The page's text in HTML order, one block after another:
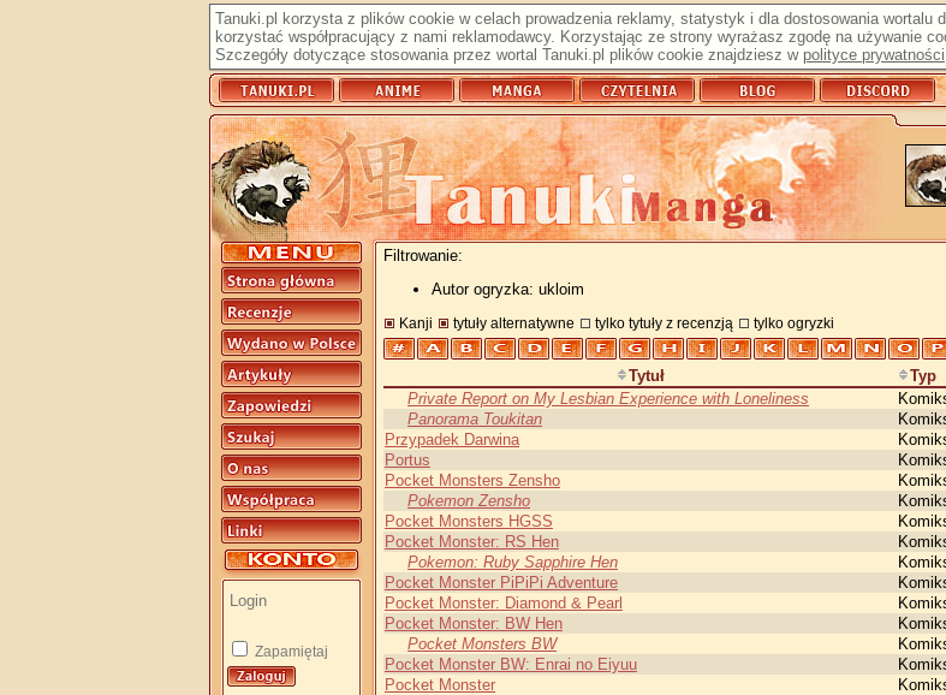
Tanuki.pl korzysta z plików cookie w celach prowadzenia reklamy, statystyk i dla dostosowania wortalu
korzystać współpracujący z nami reklamodawcy. Korzystając ze strony wyrażasz zgodę na używanie
Szczegóły dotyczące stosowania przez wortal Tanuki.pl plików cookie znajdziesz w polityce prywatności
Zapamiętaj
Filtrowanie:
Autor ogryzka: ukloim
Kanji tytuły alternatywne tylko tytuły z recenzją tylko ogryzki
Tytuł Typ
Private Report on My Lesbian Experience with Loneliness
Panorama Toukitan
Przypadek Darwina
Portus
Pocket Monsters Zensho
Pokemon Zensho
Pocket Monsters HGSS
Pocket Monster: RS Hen
Pokemon: Ruby Sapphire Hen
Pocket Monster PiPiPi Adventure
Pocket Monster: Diamond & Pearl
Pocket Monster: BW Hen
Pocket Monsters BW
Pocket Monster BW: Enrai no Eiyuu
Pocket Monster